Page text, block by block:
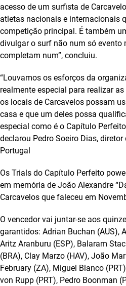
acesso de um surfista de
atletas nacionais e internacionais
competição principal. É também
divulgar o surf não num só evento
completam num”, concluiu.
“Louvamos os esforços da
realmente especial para realizar
os locais de Carcavelos possam
casa e que um deles possa
especial como é o Capítulo
declarou Pedro Soeiro Dias,
Portugal
Os Trials do Capítulo Perfeito
em memória de João Alexandre
Carcavelos que faleceu em
O vencedor vai juntar-se aos
garantidos: Adrian Buchan (AUS),
Aritz Aranburu (ESP), Balaram
(BRA), Clay Marzo (HAV), João
February (ZA), Miguel Blanco
von Rupp (PRT), Pedro Boonman